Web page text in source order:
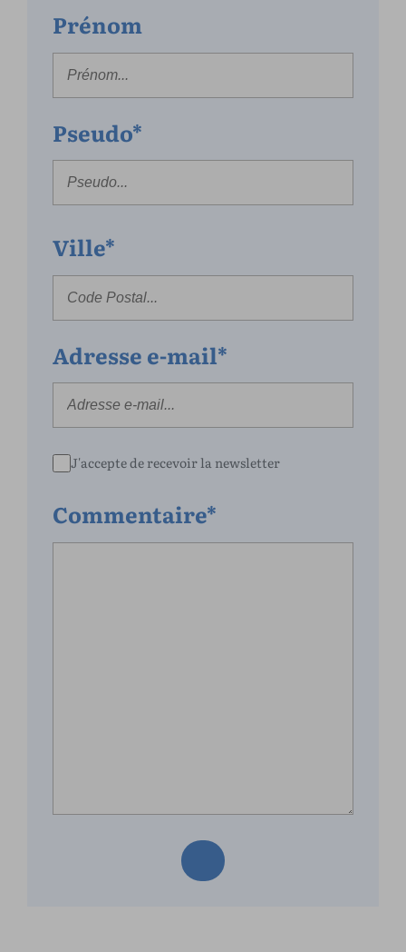
Prénom
Pseudo*
Ville*
Adresse e-mail*
J'accepte de recevoir la newsletter
Commentaire*